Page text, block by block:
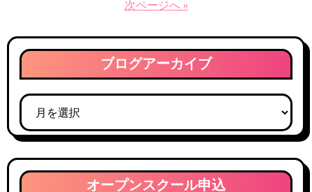
の
ペ
ー
ジ
送
り
次ページへ »
ブログアーカイブ
ブ
ロ
グ
ア
ー
オープンスクール申込